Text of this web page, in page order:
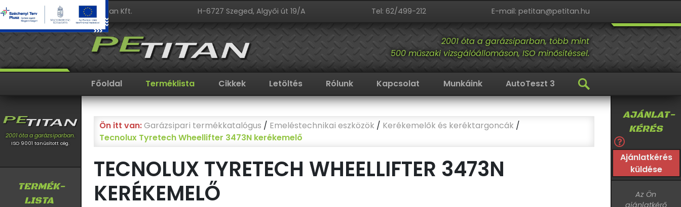
PeTitan Kft. H-6727 Szeged, Algyői út 19/A Tel: 62/499-212 E-mail: petitan@petitan.hu
2001 óta a garázsiparban, több mint
500 műszaki vizsgálóállomáson, ISO minősítéssel.
Főoldal Terméklista Cikkek Letöltés Rólunk Kapcsolat Munkáink AutoTeszt 3
2001 óta a garázsiparban.
ISO 9001 tanúsított cég.
TERMÉK-
LISTA
Ön itt van:Garázsipari termékkatalógus / Emeléstechnikai eszközök / Kerékemelők és keréktargoncák /
Tecnolux Tyretech Wheellifter 3473N kerékemelő
TECNOLUX TYRETECH WHEELLIFTER 3473N
KERÉKEMELŐ
AJÁNLAT-
KÉRÉS
Ajánlatkérés
küldése
Az Ön
ajánlatkérő